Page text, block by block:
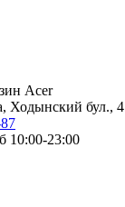
Acer
, Ходынский бул., 4
10:00-23:00